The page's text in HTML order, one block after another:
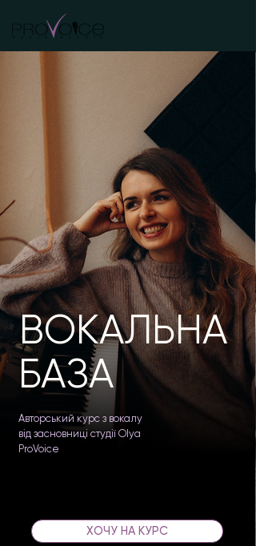
ВОКАЛЬНА
БАЗА
Авторський курс з вокалу
від засновниці студії Olya
ProVoice
ХОЧУ НА КУРС